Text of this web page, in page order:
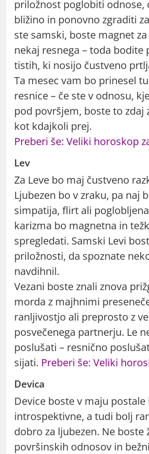
priložnost poglobiti odnose,
bližino in ponovno zgraditi
ste samski, boste magnet
nekaj resnega – toda bodite
tistih, ki nosijo čustveno
Ta mesec vam bo prinesel
resnice – če ste v odnosu,
pod površjem, boste to zdaj
kot kdajkoli prej.
Preberi še: Veliki horoskop
Lev
Za Leve bo maj čustveno
Ljubezen bo v zraku, pa naj
simpatija, flirt ali poglobljena
karizma bo magnetna in
spregledati. Samski Levi
priložnosti, da spoznate
navdihnil.
Vezani boste znali znova
morda z majhnimi
ranljivostjo ali preprosto z
posvečenega partnerju. Le
poslušati – resnično
sijati. Preberi še: Veliki
Devica
Device boste v maju postale
introspektivne, a tudi bolj
dobro za ljubezen. Ne boste
površinskih odnosov in